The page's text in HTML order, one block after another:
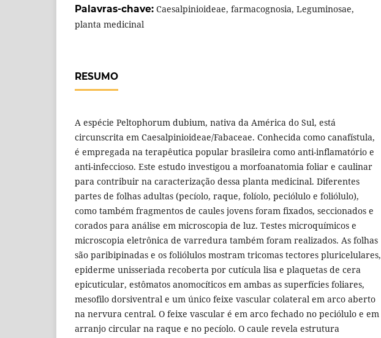
Palavras-chave: Caesalpinioideae, farmacognosia, Leguminosae,
planta medicinal
RESUMO
A espécie Peltophorum dubium, nativa da América do Sul, está
circunscrita em Caesalpinioideae/Fabaceae. Conhecida como canafístula,
é empregada na terapêutica popular brasileira como anti-inflamatório e
anti-infeccioso. Este estudo investigou a morfoanatomia foliar e caulinar
para contribuir na caracterização dessa planta medicinal. Diferentes
partes de folhas adultas (pecíolo, raque, folíolo, peciólulo e foliólulo),
como também fragmentos de caules jovens foram fixados, seccionados e
corados para análise em microscopia de luz. Testes microquímicos e
microscopia eletrônica de varredura também foram realizados. As folhas
são paribipinadas e os foliólulos mostram tricomas tectores pluricelulares,
epiderme unisseriada recoberta por cutícula lisa e plaquetas de cera
epicuticular, estômatos anomocíticos em ambas as superfícies foliares,
mesofilo dorsiventral e um único feixe vascular colateral em arco aberto
na nervura central. O feixe vascular é em arco fechado no peciólulo e em
arranjo circular na raque e no pecíolo. O caule revela estrutura